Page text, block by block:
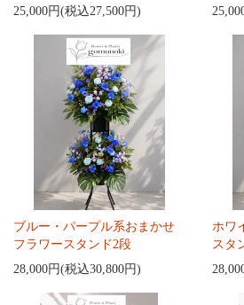
25,000円(税込27,500円)
ブルー・パープル系おまかせ
フラワースタンド2段
28,000円(税込30,800円)
ホワ
スタ